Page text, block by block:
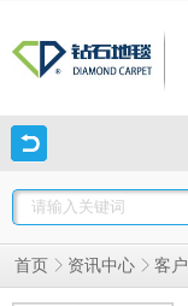
首页 资讯中心 客